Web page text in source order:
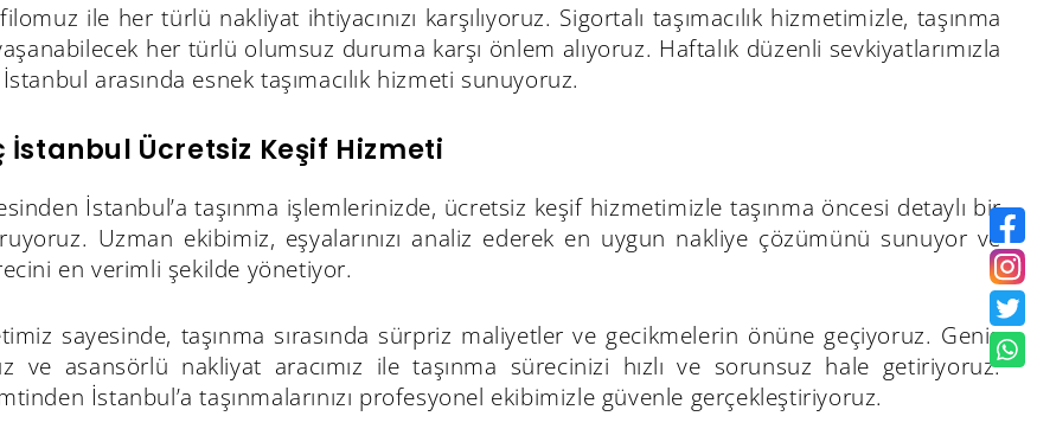
ile her türlü nakliyat ihtiyacınızı karşılıyoruz. Sigortalı taşımacılık hizmetimizle, taşınma
her türlü olumsuz duruma karşı önlem alıyoruz. Haftalık düzenli sevkiyatlarımızla
arasında esnek taşımacılık hizmeti sunuyoruz.
İstanbul Ücretsiz Keşif Hizmeti
İstanbul’a taşınma işlemlerinizde, ücretsiz keşif hizmetimizle taşınma öncesi detaylı bir
Uzman ekibimiz, eşyalarınızı analiz ederek en uygun nakliye çözümünü sunuyor ve
en verimli şekilde yönetiyor.
sayesinde, taşınma sırasında sürpriz maliyetler ve gecikmelerin önüne geçiyoruz. Geniş
ve asansörlü nakliyat aracımız ile taşınma sürecinizi hızlı ve sorunsuz hale getiriyoruz.
İstanbul’a taşınmalarınızı profesyonel ekibimizle güvenle gerçekleştiriyoruz.